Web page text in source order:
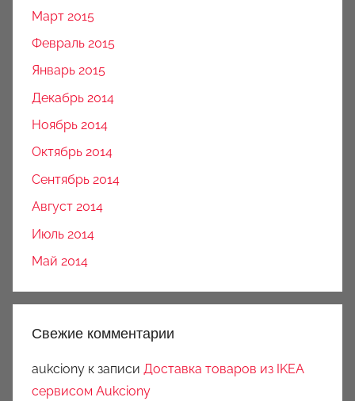
Март 2015
Февраль 2015
Январь 2015
Декабрь 2014
Ноябрь 2014
Октябрь 2014
Сентябрь 2014
Август 2014
Июль 2014
Май 2014
Свежие комментарии
aukciony к записи Доставка товаров из IKEA
сервисом Aukciony